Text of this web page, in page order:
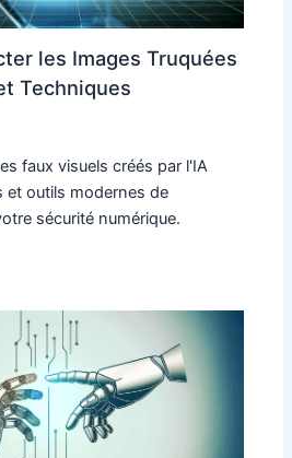
les Images Truquées
Techniques
faux visuels créés par l'IA
et outils modernes de
sécurité numérique.